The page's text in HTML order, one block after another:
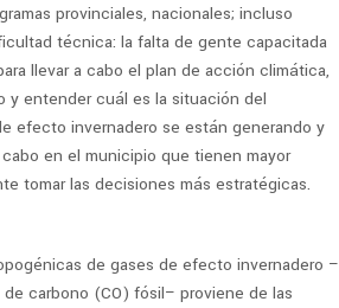
provinciales, nacionales; incluso
técnica: la falta de gente capacitada
llevar a cabo el plan de acción climática,
y entender cuál es la situación del
efecto invernadero se están generando y
en el municipio que tienen mayor
tomar las decisiones más estratégicas.
de gases de efecto invernadero –
carbono (CO) fósil– proviene de las